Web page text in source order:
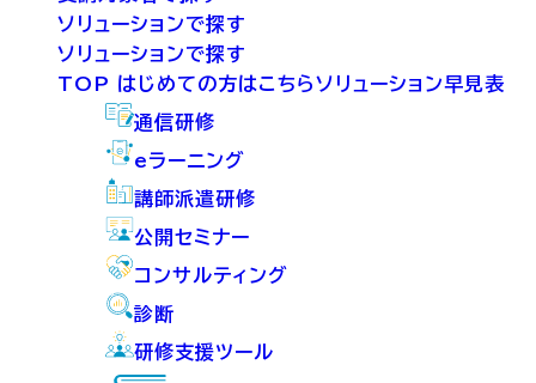
ソリューションで探す
ソリューションで探す
TOP はじめての方はこちらソリューション早見表
通信研修
eラーニング
講師派遣研修
公開セミナー
コンサルティング
診断
研修支援ツール